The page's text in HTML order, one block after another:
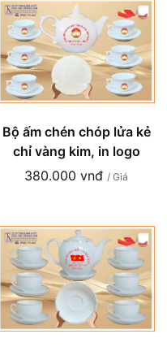
Bộ ấm chén chóp lửa kẻ
chỉ vàng kim, in logo
380.000 vnđ / Giá